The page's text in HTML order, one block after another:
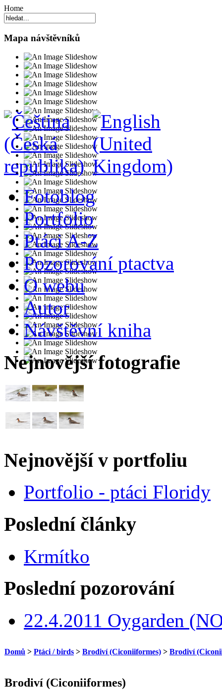
Home
Mapa návštěvníků
Fotoblog
Portfolio
Ptáci A-Z
Pozorování ptactva
O webu
Autor
Návštěvní kniha
Nejnovější fotografie
Nejnovější v portfoliu
Portfolio - ptáci Floridy
Poslední články
Krmítko
Poslední pozorování
22.4.2011 Oygarden
Domů > Ptáci / birds > Brodiví (Ciconiiformes) > Brodiví
Brodiví (Ciconiiformes)